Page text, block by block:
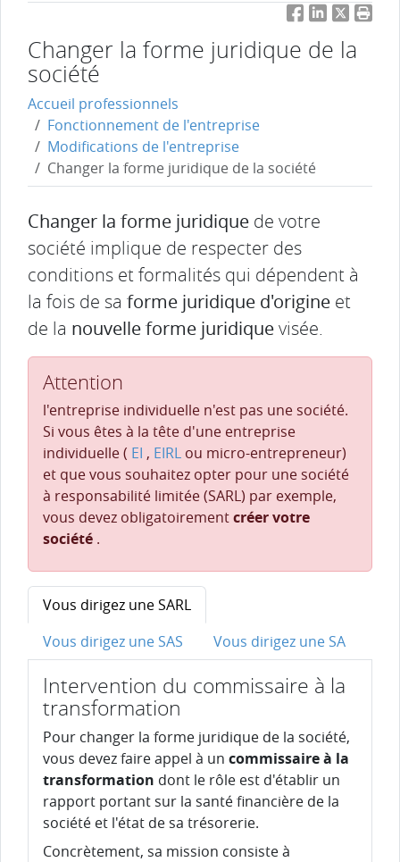
FacebookLinkedIn
Twitter
Changer la forme juridique de la
société
Accueil professionnels
Fonctionnement de l'entreprise
Modifications de l'entreprise
Changer la forme juridique de la société
Changer la forme juridique de votre
société implique de respecter des
conditions et formalités qui dépendent à
la fois de sa forme juridique d'origine et
de la nouvelle forme juridiquevisée.
Attention
l'entreprise individuelle n'est pas une société.
Si vous êtes à la tête d'une entreprise
individuelle ( EI , EIRL ou micro-entrepreneur)
et que vous souhaitez opter pour une société
à responsabilité limitée (SARL) par exemple,
vous devez obligatoirementcréer votre
société .
Vous dirigez une SARL
Vous dirigez une SAS
Vous dirigez une SA
Intervention du commissaire à la
transformation
Pour changer la forme juridique de la société,
vous devez faire appel à un commissaire à la
transformation dont le rôle est d'établir un
rapport portant sur la santé financière de la
société et l'état de sa trésorerie.
Concrètement, sa mission consiste à